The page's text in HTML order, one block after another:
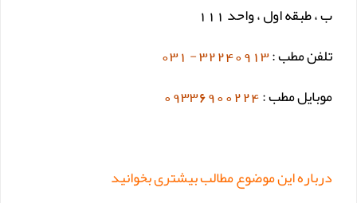
ب ، طبقه اول ، واحد 111
تلفن مطب :32240913 - 031
موبایل مطب :09336900224
درباره این موضوع مطالب بیشتری بخوانید